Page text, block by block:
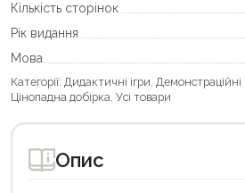
Кількість сторінок
Рік видання
Мова
Категорії: Дидактичні ігри, Демонстраційні
Цінопадна добірка, Усі товари
Опис